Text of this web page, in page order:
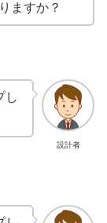
ますか？
設計者
し